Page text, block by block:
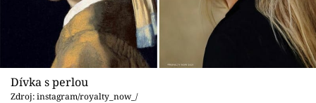
Dívka s perlou
Zdroj: instagram/royalty_now_/